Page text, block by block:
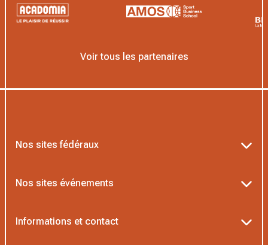
Voir tous les partenaires
Nos sites fédéraux
Nos sites événements
Informations et contact